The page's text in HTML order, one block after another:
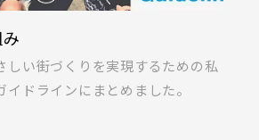
しい街づくりを実現するための私
ドラインにまとめました。